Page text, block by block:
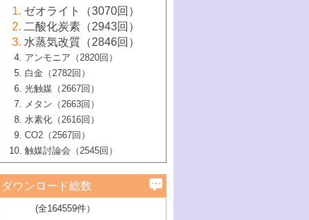
大学：オンライン・対面開催）
6号 メタン転換技術の最新動向
B号 第125回触媒討論会（2020年・工学
院大学）
5号 固体触媒による含窒素有機化合物変
換の最前線
6号 貴金属使用量低減に向けた自動車排
ガス浄化触媒の開発
B号 第123回触媒討論会（2019年・大阪
B号 第121回触媒討論会（2018年・東京
大学）
5号 水素のふるまいを解き明かす最先端
研究
6号 低級アルカンの有効利用のための触
媒技術
B号 第119回触媒討論会（2017年・首都
大学東京）
媒技術
3号 触媒研究の最先端～とびたて若き研究
者たち～（1）
4号 触媒研究の最先端～とびたて若き研究
者たち～（2）
5号 触媒研究の最先端～とびたて若き研究
者たち～（3）
6号 イオニクス材料と燃料電池・電解合成
の最新の研究動向
B号 第117回触媒討論会（2016年・大阪府
立大学）
2号 石油精製用触媒の最近の進展
3号 固体酸化物形燃料電池（SOFC）におけ
るアノード触媒上での燃料直接改質技術
4号 コアシェル構造の制御による触媒機能
5号 工業触媒およびその周辺技術の最近の
進歩
6号 ナノシート
B号 第115回触媒討論会（2015年・成蹊大
2号 光触媒反応機構に関する最新の研究動
向
開発動向
4号 人工光合成に向けた近年のアプローチ
5号 未利用熱エネルギーの有効活用に貢献
する触媒技術
6号 ポリオキソメタレート
B号 第113回触媒討論会（2014年・ロワジ
ールホテル豊橋）
1号 高耐久性燃料電池システム用触媒にお
ける新展開
2号 リビングラジカル重合の最近の動向
3号 天然ガスの化学工業的展開に関する触
媒技術
4号 貴金属触媒の精密構造制御とその活用
5号 バイオマス化成品製造のための固体触
6号 ナノ空間─吸着状態解析から新機能開拓
B号 第111回触媒討論会（2013年・関西大
▼54巻（2012年）
1号 規則性多孔体の利用技術における最近
の進歩
2号 第109回触媒討論会
3号 貴金属低減技術の最新動向
4号 貴金属代替技術の最新動向
5号 光触媒による物質変換反応の新展開
6号 グラフェン
7号 水素を利用する化成品合成の新潮流
▼53巻（2011年）
1号 金属学から見る合金触媒の新展開
2号 第107回触媒討論会
3号 触媒のその場観察法の進歩（１）
4号 触媒のその場観察法の進歩（２）
5号 不活性結合の触媒的活性化による有機
合成
6号 新しい固体酸触媒技術
7号 ゼオライト合成における最近の進歩
▼52巻（2010年）
1号 触媒の劣化対策と長寿命触媒開発
2号 第105回触媒討論会
3号 ナノ構造が拓く新機能
4号 活性サイトおよびその環境の精密な設
計による触媒の高機能化
5号 触媒を有効に使うための技術
7号 有機分子触媒による精密有機合成
1号 炭素材料－熱い注目を集める材料－
2号 第103回触媒討論会
3号 環境浄化用光触媒の現状と課題
4号 水素社会の実現に向けた水素製造・貯
蔵技術の進歩
5号 CO2が関わる触媒・材料
▼50巻（2008年）
1号 触媒化学と学会のこの10年，半世紀，
そして未来
2号 第101回触媒討論会
4号 錯体を利用したユニークな表面構造の
構築と機能
▼49巻（2007年）
1号 含フッ素化合物の合成と触媒
2号 第99回触媒討論会
3号 実用的ファインケミカル合成プロセス
を実現する触媒
▼48巻（2006年）
1号 固体酸触媒の最近の進歩
2号 第97回触媒討論会
3号 リビング重合触媒の最近の展開
1号 最近の触媒担体とその効果
2号 第95回触媒討論会
▼46巻（2004年）
1号 部分酸化反応触媒の最前線
▼45巻（2003年）
ゼオライト（3070回）
二酸化炭素（2943回）
水蒸気改質（2846回）
アンモニア（2820回）
白金（2782回）
光触媒（2667回）
メタン（2663回）
水素化（2616回）
CO2（2567回）
触媒討論会（2545回）
ダウンロード総数
(全164559件）